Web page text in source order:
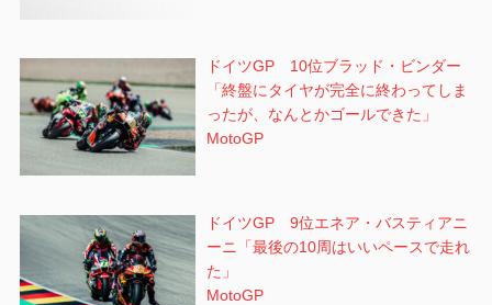
ドイツGP 10位ブラッド・ビンダー
「終盤にタイヤが完全に終わってしま
ったが、なんとかゴールできた」
MotoGP
ドイツGP 9位エネア・バスティアニ
ーニ「最後の10周はいいペースで走れ
た」
MotoGP